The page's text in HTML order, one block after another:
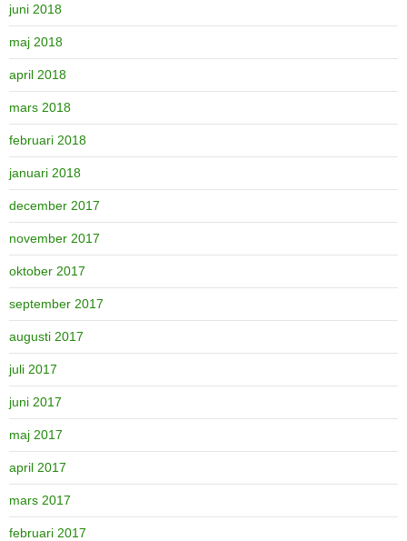
juni 2018
maj 2018
april 2018
mars 2018
februari 2018
januari 2018
december 2017
november 2017
oktober 2017
september 2017
augusti 2017
juli 2017
juni 2017
maj 2017
april 2017
mars 2017
februari 2017